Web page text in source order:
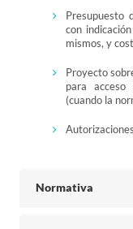
Presupuesto
con
mismos, y
Proyecto
para acceso
(cuando la
Normativa